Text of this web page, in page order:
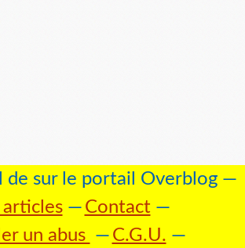
de sur le portail Overblog
articles
Contact
un abus
C.G.U.